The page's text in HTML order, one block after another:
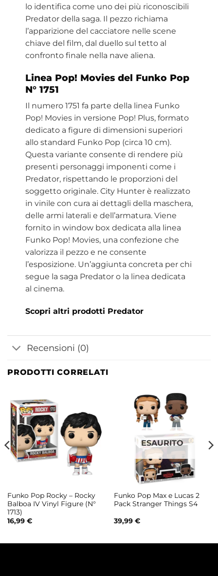
lo identifica come uno dei più riconoscibili
Predator della saga. Il pezzo richiama
l’apparizione del cacciatore nelle scene
chiave del film, dal duello sul tetto al
confronto finale nella nave aliena.
Linea Pop! Movies del Funko Pop
N° 1751
Il numero 1751 fa parte della linea Funko
Pop! Movies in versione Pop! Plus, formato
dedicato a figure di dimensioni superiori
allo standard Funko Pop (circa 10 cm).
Questa variante consente di rendere più
presenti personaggi imponenti come i
Predator, rispettando le proporzioni del
soggetto originale. City Hunter è realizzato
in vinile con cura ai dettagli della maschera,
delle armi laterali e dell’armatura. Viene
fornito in window box dedicata alla linea
Funko Pop! Movies, una confezione che
valorizza il pezzo e ne consente
l’esposizione. Un’aggiunta concreta per chi
segue la saga Predator o la linea dedicata
al cinema.
Scopri altri prodotti Predator
Recensioni (0)
PRODOTTI CORRELATI
Funko Pop Rocky – Rocky
Balboa IV Vinyl Figure (N°
1713)
16,99 €
ESAURITO
Funko Pop Max e Lucas 2
Pack Stranger Things S4
39,99 €